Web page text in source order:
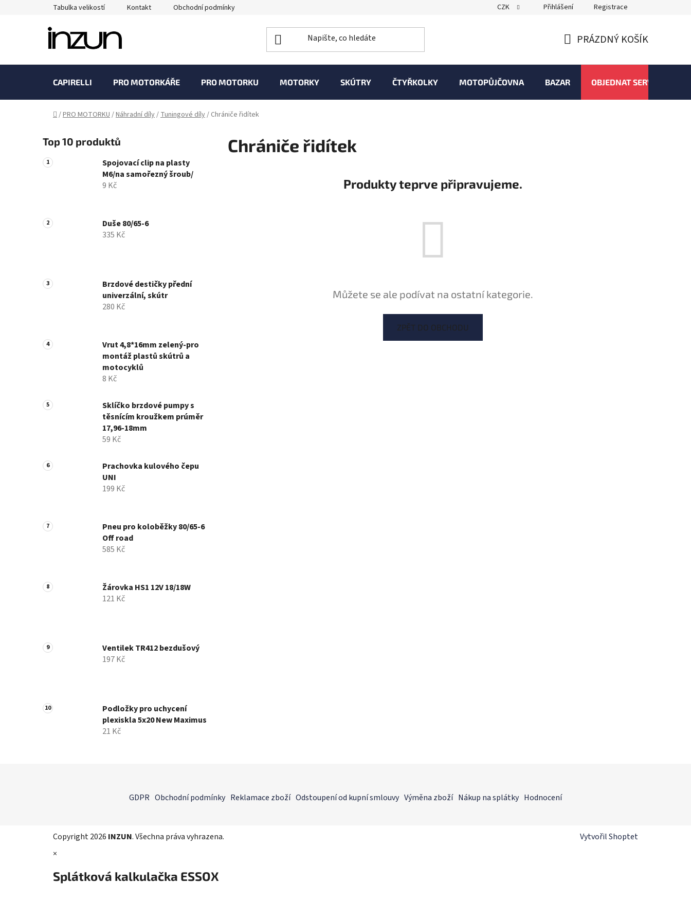
Tabulka velikostí Kontakt Obchodní podmínky CZK Přihlášení Registrace
KOŠÍK
PRÁZDNÝ KOŠÍK
CAPIRELLI PRO MOTORKÁŘE PRO MOTORKU MOTORKY SKÚTRY ČTYŘKOLKY MOTOPŮJČOVNA BAZAR OBJEDNAT SERVIS
Domů
/PRO MOTORKU/Náhradní díly/Tuningové díly/ Chrániče řidítek
o
s
t
n
n
e
Top 10 produktů
Spojovací clip na plasty
M6/na samořezný šroub/
9 Kč
Duše 80/65-6
335 Kč
Brzdové destičky přední
univerzální, skútr
280 Kč
Vrut 4,8*16mm zelený-pro
montáž plastů skútrů a
motocyklů
8 Kč
Sklíčko brzdové pumpy s
těsnícím kroužkem prúměr
17,96-18mm
59 Kč
Prachovka kulového čepu
UNI
199 Kč
Pneu pro koloběžky 80/65-6
Off road
585 Kč
Žárovka HS1 12V 18/18W
121 Kč
Ventilek TR412 bezdušový
197 Kč
Podložky pro uchycení
plexiskla 5x20 New Maximus
21 Kč
Chrániče řidítek
Produkty teprve připravujeme.
Můžete se ale podívat na ostatní kategorie.
ZPĚT DO OBCHODU
GDPR Obchodní podmínky Reklamace zboží Odstoupení od kupní smlouvy Výměna zboží Nákup na splátky Hodnocení
Vytvořil Shoptet
Copyright 2026 INZUN. Všechna práva vyhrazena.
×
Splátková kalkulačka ESSOX